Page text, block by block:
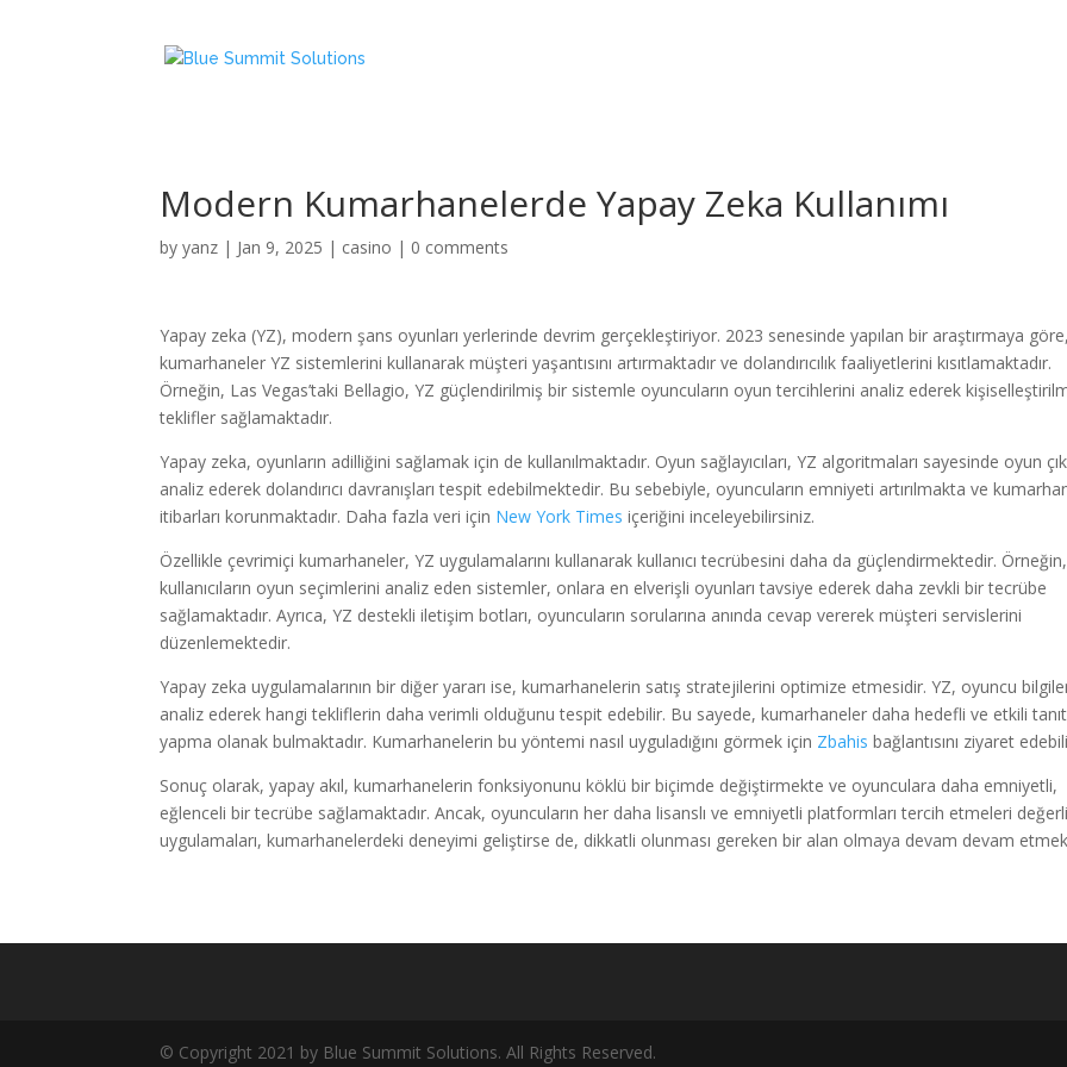
Modern Kumarhanelerde Yapay Zeka Kullanımı
byyanz | Jan 9, 2025 | casino | 0 comments
Yapay zeka (YZ), modern şans oyunları yerlerinde devrim gerçekleştiriyor. 2023 senesinde yapılan bir araştırmaya göre,
kumarhaneler YZ sistemlerini kullanarak müşteri yaşantısını artırmaktadır ve dolandırıcılık faaliyetlerini kısıtlamaktadır.
Örneğin, Las Vegas’taki Bellagio, YZ güçlendirilmiş bir sistemle oyuncuların oyun tercihlerini analiz ederek
teklifler sağlamaktadır.
Yapay zeka, oyunların adilliğini sağlamak için de kullanılmaktadır. Oyun sağlayıcıları, YZ algoritmaları sayesinde oyun
analiz ederek dolandırıcı davranışları tespit edebilmektedir. Bu sebebiyle, oyuncuların emniyeti artırılmakta ve
itibarları korunmaktadır. Daha fazla veri için New York Times içeriğini inceleyebilirsiniz.
Özellikle çevrimiçi kumarhaneler, YZ uygulamalarını kullanarak kullanıcı tecrübesini daha da güçlendirmektedir. Örneğin,
kullanıcıların oyun seçimlerini analiz eden sistemler, onlara en elverişli oyunları tavsiye ederek daha zevkli bir tecrübe
sağlamaktadır. Ayrıca, YZ destekli iletişim botları, oyuncuların sorularına anında cevap vererek müşteri servislerini
düzenlemektedir.
Yapay zeka uygulamalarının bir diğer yararı ise, kumarhanelerin satış stratejilerini optimize etmesidir. YZ, oyuncu
analiz ederek hangi tekliflerin daha verimli olduğunu tespit edebilir. Bu sayede, kumarhaneler daha hedefli ve etkili
yapma olanak bulmaktadır. Kumarhanelerin bu yöntemi nasıl uyguladığını görmek için Zbahis bağlantısını ziyaret
Sonuç olarak, yapay akıl, kumarhanelerin fonksiyonunu köklü bir biçimde değiştirmekte ve oyunculara daha emniyetli,
eğlenceli bir tecrübe sağlamaktadır. Ancak, oyuncuların her daha lisanslı ve emniyetli platformları tercih etmeleri
uygulamaları, kumarhanelerdeki deneyimi geliştirse de, dikkatli olunması gereken bir alan olmaya devam devam
© Copyright 2021 by Blue Summit Solutions. All Rights Reserved.